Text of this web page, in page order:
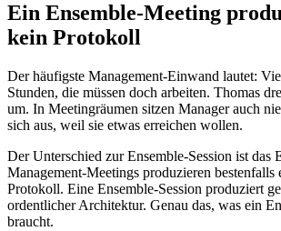
Ein Ensemble-Meeting
kein Protokoll
Der häufigste Management-Einwand lautet:
Stunden, die müssen doch arbeiten. Thomas
um. In Meetingräumen sitzen Manager auch
sich aus, weil sie etwas erreichen wollen.
Der Unterschied zur Ensemble-Session ist das
Management-Meetings produzieren bestenfalls
Protokoll. Eine Ensemble-Session produziert
ordentlicher Architektur. Genau das, was ein
braucht.